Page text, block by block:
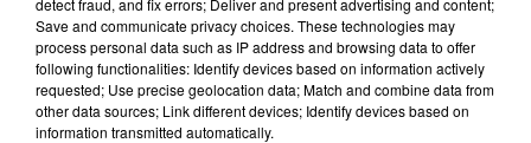
Lecture (4 min 41 sec)
100%
detect fraud, and fix errors; Deliver and present advertising and content;
Save and communicate privacy choices. These technologies may
process personal data such as IP address and browsing data to offer
following functionalities: Identify devices based on information actively
requested; Use precise geolocation data; Match and combine data from
other data sources; Link different devices; Identify devices based on
information transmitted automatically.